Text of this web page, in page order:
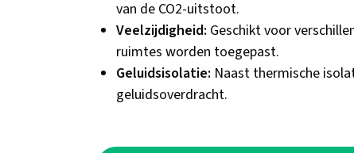
van de CO2-uitstoot.
Veelzijdigheid: Geschikt voor
ruimtes worden toegepast.
Geluidsisolatie: Naast thermische
geluidsoverdracht.